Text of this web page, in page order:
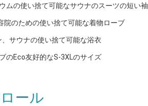
ムの使い捨て可能なサウナのスーツの短い袖
のための使い捨て可能な着物ローブ
サウナの使い捨て可能な浴衣
のEco友好的なS-3XLのサイズ
ール